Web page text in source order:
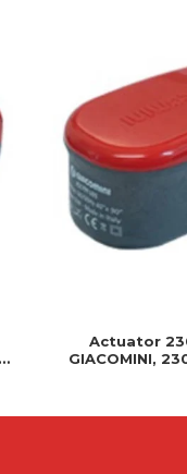
Actuator
GIACOMINI,